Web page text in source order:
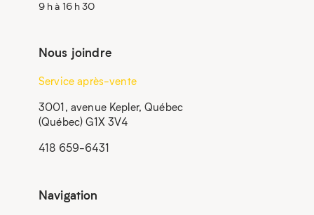
9 h à 16 h 30
Nous joindre
Service après-vente
3001, avenue Kepler, Québec
(Québec) G1X 3V4
418 659-6431
Navigation